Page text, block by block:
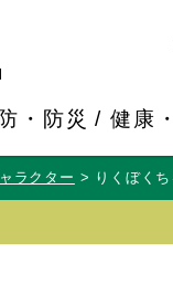
・防災 健康
ラクター りくぼく